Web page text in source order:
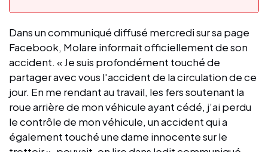
Dans un communiqué diffusé mercredi sur sa page
Facebook, Molare informait officiellement de son
accident. « Je suis profondément touché de
partager avec vous l'accident de la circulation de ce
jour. En me rendant au travail, les fers soutenant la
roue arrière de mon véhicule ayant cédé, j’ai perdu
le contrôle de mon véhicule, un accident qui a
également touché une dame innocente sur le